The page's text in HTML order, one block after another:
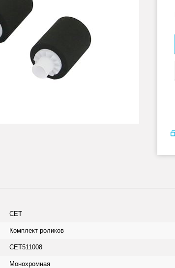
CET
Комплект роликов
CET511008
Монохромная